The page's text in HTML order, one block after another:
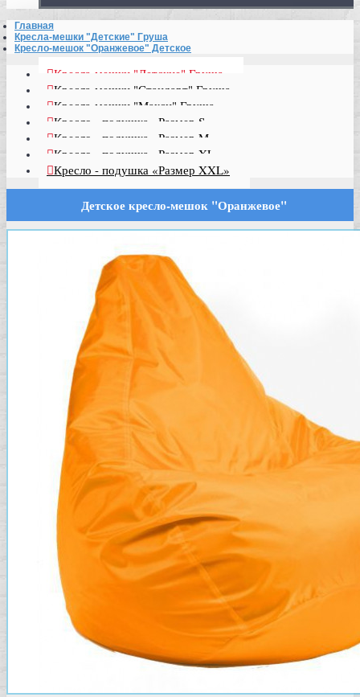
Главная
Кресла-мешки "Детские" Груша
Кресло-мешок "Оранжевое" Детское
Кресла-мешки "Детские" Груша
Кресла-мешки "Стандарт" Груша
Кресла-мешки "Макси" Груша
Кресло - подушка «Размер S»
Кресло - подушка «Размер M»
Кресло - подушка «Размер XL»
Кресло - подушка «Размер XXL»
Детское кресло-мешок "Оранжевое"